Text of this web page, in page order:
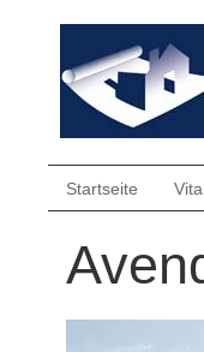
Startseite Vita